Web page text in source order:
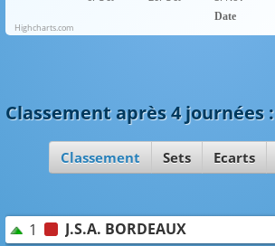
Date
Highcharts.com
Classement après 4 journées:
Classement Sets Ecarts
1 J.S.A. BORDEAUX